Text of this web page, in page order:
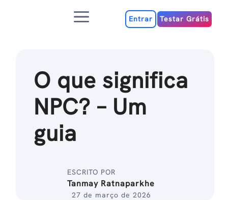
MenuEntrar Testar Grátis
O que significa
NPC? – Um
guia
ESCRITO POR
Tanmay Ratnaparkhe
27 de março de 2026